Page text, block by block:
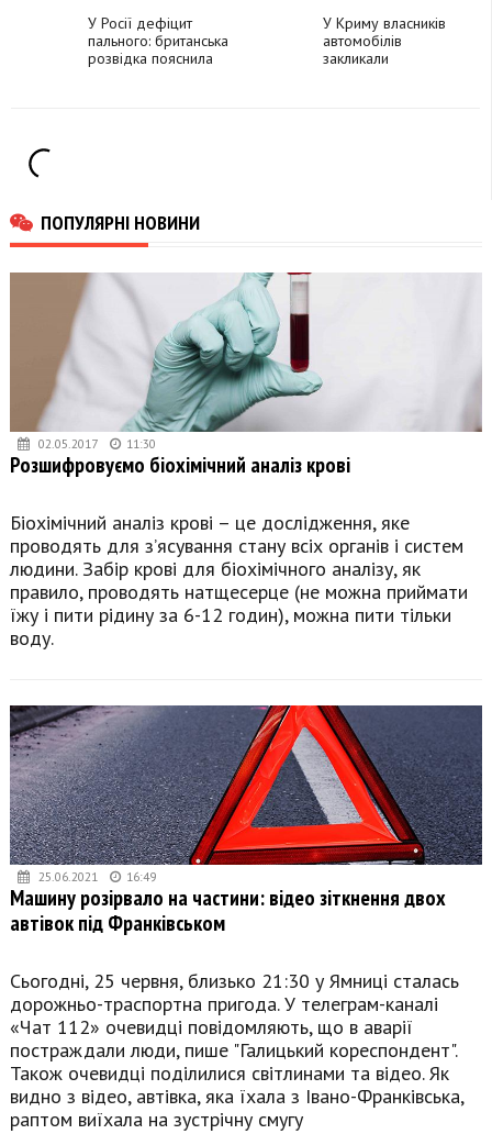
У Росії дефіцит
пального: британська
розвідка пояснила
У Криму власників
автомобілів
закликали
ПОПУЛЯРНІ НОВИНИ
02.05.2017 11:30
Розшифровуємо біохімічний аналіз крові
Біохімічний аналіз крові – це дослідження, яке
проводять для з’ясування стану всіх органів і систем
людини. Забір крові для біохімічного аналізу, як
правило, проводять натщесерце (не можна приймати
їжу і пити рідину за 6-12 годин), можна пити тільки
воду.
25.06.2021 16:49
Машину розірвало на частини: відео зіткнення двох
автівок під Франківськом
Сьогодні, 25 червня, близько 21:30 у Ямниці сталась
дорожньо-траспортна пригода. У телеграм-каналі
«Чат 112» очевидці повідомляють, що в аварії
постраждали люди, пише "Галицький кореспондент".
Також очевидці поділилися світлинами та відео. Як
видно з відео, автівка, яка їхала з Івано-Франківська,
раптом виїхала на зустрічну смугу